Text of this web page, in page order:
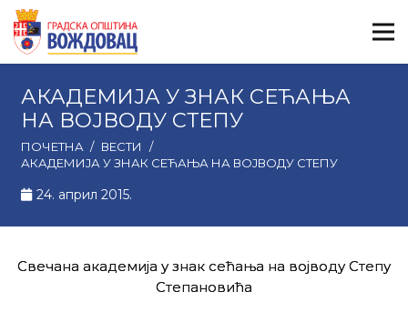
АКАДЕМИЈА У ЗНАК СЕЋАЊА
НА ВОЈВОДУ СТЕПУ
ПОЧЕТНА / ВЕСТИ
/
АКАДЕМИЈА У ЗНАК СЕЋАЊА НА ВОЈВОДУ СТЕПУ
24. април 2015.
Свечана академија у знак сећања на војводу Степу
Степановића